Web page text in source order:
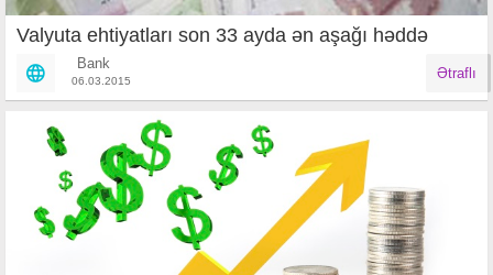
Valyuta ehtiyatları son 33 ayda ən aşağı həddə
Bank
06.03.2015 Ətraflı